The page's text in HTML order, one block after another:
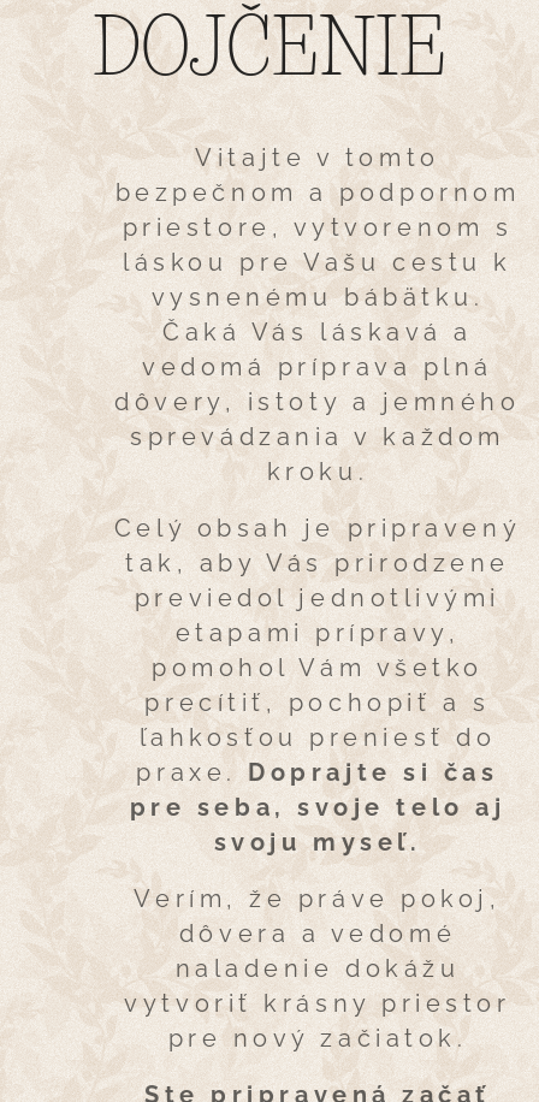
DOJČENIE
Vitajte v tomto
bezpečnom a podpornom
priestore, vytvorenom s
láskou pre Vašu cestu k
vysnenému bábätku.
Čaká Vás láskavá a
vedomá príprava plná
dôvery, istoty a jemného
sprevádzania v každom
kroku.
Celý obsah je pripravený
tak, aby Vás prirodzene
previedol jednotlivými
etapami prípravy,
pomohol Vám všetko
precítiť, pochopiť a s
ľahkosťou preniesť do
praxe.Doprajte si čas
pre seba, svoje telo aj
svoju myseľ.
Verím, že práve pokoj,
dôvera a vedomé
naladenie dokážu
vytvoriť krásny priestor
pre nový začiatok.
Ste pripravená začať